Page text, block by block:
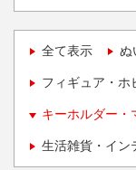
全て表示 ぬ
フィギュア・ホ
キーホルダー・
生活雑貨・イン